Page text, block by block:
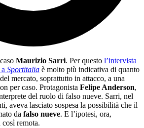
Maurizio Sarri. Per questo l’intervista
Sportitalia è molto più indicativa di quanto
mercato, soprattutto in attacco, a una
per caso. Protagonista Felipe Anderson,
del ruolo di falso nueve. Sarri, nel
aveva lasciato sospesa la possibilità che il
da falso nueve. E l’ipotesi, ora,
così remota.